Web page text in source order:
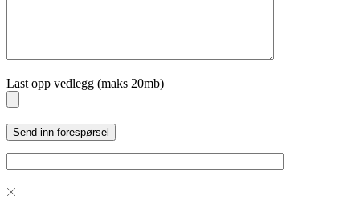
Last opp vedlegg (maks 20mb)